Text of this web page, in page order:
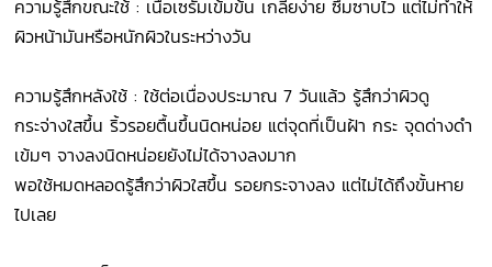
ความรู้สึกขณะใช้ : เนื้อเซรั่มเข้มข้น เกลี่ยง่าย ซึมซาบไว แต่ไม่ทำให้
ผิวหน้ามันหรือหนักผิวในระหว่างวัน
ความรู้สึกหลังใช้ : ใช้ต่อเนื่องประมาณ 7 วันแล้ว รู้สึกว่าผิวดู
กระจ่างใสขึ้น ริ้วรอยตื้นขึ้นนิดหน่อย แต่จุดที่เป็นฝ้า กระ จุดด่างดำ
เข้มๆ จางลงนิดหน่อยยังไม่ได้จางลงมาก
พอใช้หมดหลอดรู้สึกว่าผิวใสขึ้น รอยกระจางลง แต่ไม่ได้ถึงขั้นหาย
ไปเลย